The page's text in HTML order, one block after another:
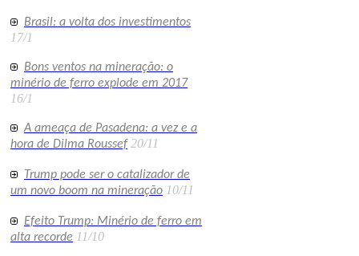
Brasil: a volta dos investimentos
17/1
Bons ventos na mineração: o
minério de ferro explode em 2017
16/1
A ameaça de Pasadena: a vez e a
hora de Dilma Roussef 20/11
Trump pode ser o catalizador de
um novo boom na mineração 10/11
Efeito Trump: Minério de ferro em
alta recorde 11/10